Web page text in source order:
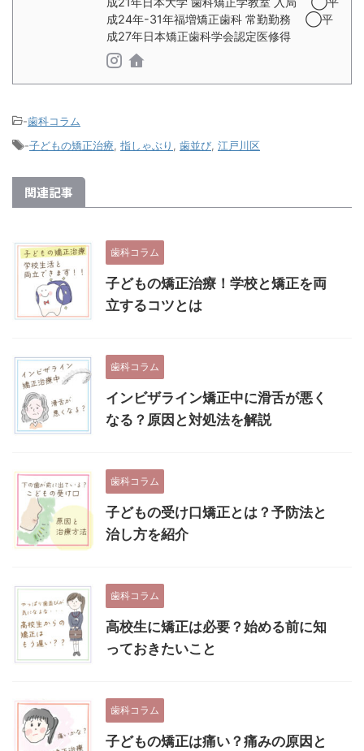
成24年-31年福増矯正歯科 常勤勤務 ◯平
成27年日本矯正歯科学会認定医修得
-歯科コラム
-子どもの矯正治療, 指しゃぶり , 歯並び, 江戸川区
関連記事
歯科コラム
子どもの矯正治療！学校と矯正を両
立するコツとは
歯科コラム
インビザライン矯正中に滑舌が悪く
なる？原因と対処法を解説
歯科コラム
子どもの受け口矯正とは？予防法と
治し方を紹介
歯科コラム
高校生に矯正は必要？始める前に知
っておきたいこと
歯科コラム
子どもの矯正は痛い？痛みの原因と